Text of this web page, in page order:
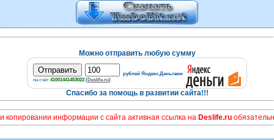
Можно отправить любую сумму
рублей Яндекс.Деньгами
на счёт 41001441453022 (Deslife.ru)
Спасибо за помощь в развитии сайта!!!
копировании информации с сайта активная ссылка на Deslife.ru